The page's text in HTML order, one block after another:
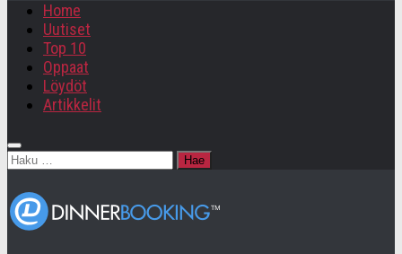
Home
Uutiset
Top 10
Oppaat
Löydöt
Artikkelit
Haku: